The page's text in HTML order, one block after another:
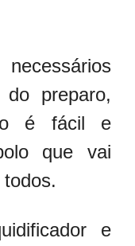
preparo,
é fácil e
que vai
e